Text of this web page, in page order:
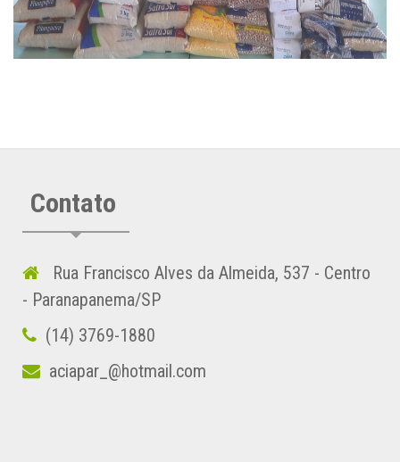
Contato
Rua Francisco Alves da Almeida, 537 - Centro
- Paranapanema/SP
(14) 3769-1880
aciapar_@hotmail.com